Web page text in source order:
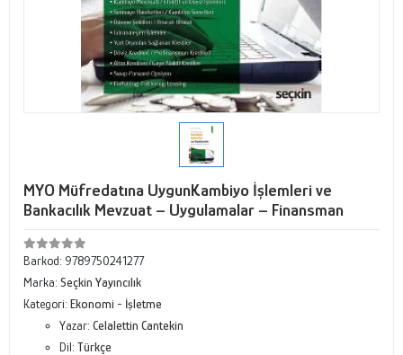
MYO Müfredatına UygunKambiyo İşlemleri ve
Bankacılık Mevzuat – Uygulamalar – Finansman
Barkod: 9789750241277
Marka: Seçkin Yayıncılık
Kategori: Ekonomi - İşletme
Yazar: Celalettin Cantekin
Dil: Türkçe